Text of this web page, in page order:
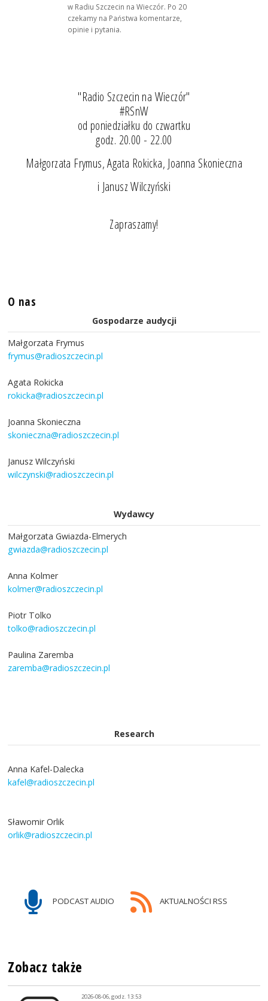
w Radiu Szczecin na Wieczór. Po 20
czekamy na Państwa komentarze,
opinie i pytania.
"Radio Szczecin na Wieczór"
#RSnW
od poniedziałku do czwartku
godz. 20.00 - 22.00
Małgorzata Frymus, Agata Rokicka, Joanna Skonieczna
i Janusz Wilczyński
Zapraszamy!
O nas
Gospodarze audycji
Małgorzata Frymus
frymus@radioszczecin.pl
Agata Rokicka
rokicka@radioszczecin.pl
Joanna Skonieczna
skonieczna@radioszczecin.pl
Janusz Wilczyński
wilczynski@radioszczecin.pl
Wydawcy
Małgorzata Gwiazda-Elmerych
gwiazda@radioszczecin.pl
Anna Kolmer
kolmer@radioszczecin.pl
Piotr Tolko
tolko@radioszczecin.pl
Paulina Zaremba
zaremba@radioszczecin.pl
Research
Anna Kafel-Dalecka
kafel@radioszczecin.pl
Sławomir Orlik
orlik@radioszczecin.pl
PODCAST AUDIO AKTUALNOŚCI RSS
Zobacz także
2026-08-06, godz. 13:53